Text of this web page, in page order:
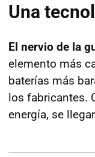
Una
El nervio de la
elemento más
baterías más
los fabricantes.
energía, se